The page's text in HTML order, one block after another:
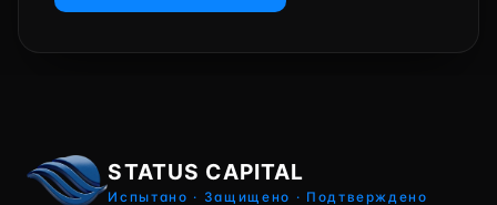
STATUS CAPITAL
Испытано · Защищено · Подтверждено